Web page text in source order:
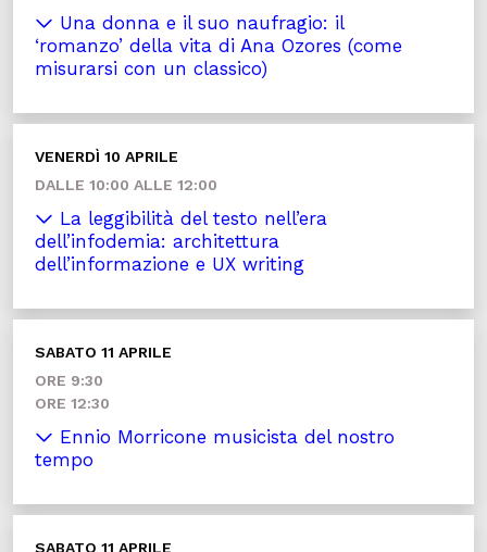
Una donna e il suo naufragio: il
‘romanzo’ della vita di Ana Ozores (come
misurarsi con un classico)
VENERDÌ 10 APRILE
DALLE 10:00 ALLE 12:00
La leggibilità del testo nell’era
dell’infodemia: architettura
dell’informazione e UX writing
SABATO 11 APRILE
ORE 9:30
ORE 12:30
Ennio Morricone musicista del nostro
tempo
SABATO 11 APRILE